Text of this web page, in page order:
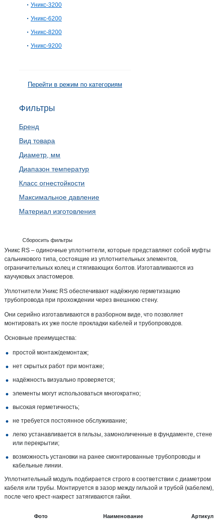
Уникс-3200
Уникс-6200
Уникс-8200
Уникс-9200
Перейти в режим по категориям
Фильтры
Бренд
Вид товара
Диаметр, мм
Диапазон температур
Класс огнестойкости
Максимальное давление
Материал изготовления
Сборосить фильтры
Уникс RS – одиночные уплотнители, которые представляют собой муфты
сальникового типа, состоящие из уплотнительных элементов,
ограничительных колец и стягивающих болтов. Изготавливаются из
каучуковых эластомеров.
Уплотнители Уникс RS обеспечивают надёжную герметизацию
трубопровода при прохождении через внешнюю стену.
Они серийно изготавливаются в разборном виде, что позволяет
монтировать их уже после прокладки кабелей и трубопроводов.
Основные преимущества:
простой монтаж/демонтаж;
нет скрытых работ при монтаже;
надёжность визуально проверяется;
элементы могут использоваться многократно;
высокая герметичность;
не требуется постоянное обслуживание;
легко устанавливается в гильзы, замоноличенные в фундаменте, стене
или перекрытии;
возможность установки на ранее смонтированные трубопроводы и
кабельные линии.
Уплотнительный модуль подбирается строго в соответствии с диаметром
кабеля или трубы. Монтируется в зазор между гильзой и трубой (кабелем),
после чего крест-накрест затягиваются гайки.
Фото Наименование Артикул